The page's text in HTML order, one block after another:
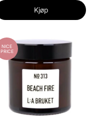
Kjøp
NICE
PRICE